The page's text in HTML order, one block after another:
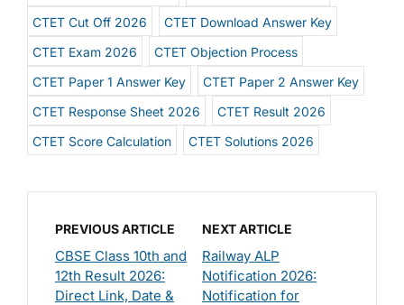
CTET Cut Off 2026
CTET Download Answer Key
CTET Exam 2026
CTET Objection Process
CTET Paper 1 Answer Key
CTET Paper 2 Answer Key
CTET Response Sheet 2026
CTET Result 2026
CTET Score Calculation
CTET Solutions 2026
PREVIOUS ARTICLE
CBSE Class 10th and
12th Result 2026:
Direct Link, Date &
NEXT ARTICLE
Railway ALP
Notification 2026:
Notification for